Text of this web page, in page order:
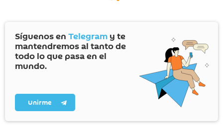
Síguenos en Telegram y te
mantendremos al tanto de
todo lo que pasa en el
mundo.
Unirme